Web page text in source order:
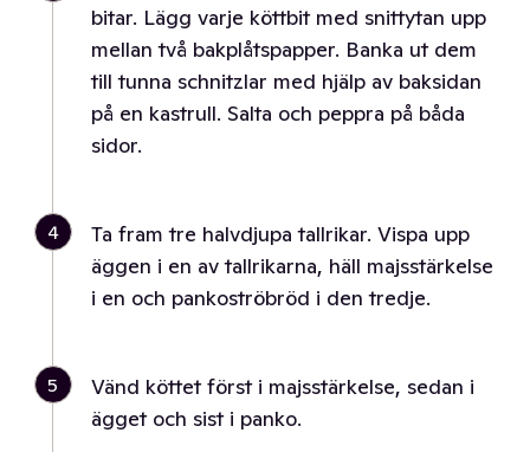
bitar. Lägg varje köttbit med snittytan upp
mellan två bakplåtspapper. Banka ut dem
till tunna schnitzlar med hjälp av baksidan
på en kastrull. Salta och peppra på båda
sidor.
4
Ta fram tre halvdjupa tallrikar. Vispa upp
äggen i en av tallrikarna, häll majsstärkelse
i en och pankoströbröd i den tredje.
5
Vänd köttet först i majsstärkelse, sedan i
ägget och sist i panko.